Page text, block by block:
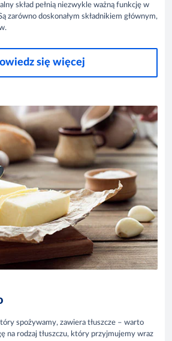
skład pełnią niezwykle ważną funkcję w
zarówno doskonałym składnikiem głównym,
się więcej
spożywamy, zawiera tłuszcze – warto
na rodzaj tłuszczu, który przyjmujemy wraz